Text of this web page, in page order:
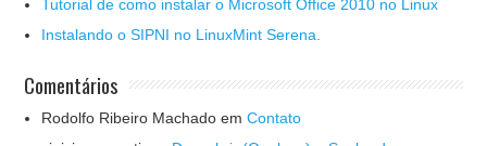
Tutorial de como instalar o Microsoft Office 2010 no Linux
Instalando o SIPNI no LinuxMint Serena.
Comentários
Rodolfo Ribeiro Machado emContato